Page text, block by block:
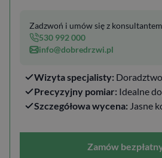
Wizyta specjalisty:
Precyzyjny pomiar: Idealne
Szczegółowa wycena: Jasne
Zadzwoń i umów się z konsultantem
530 992 000
info@dobredrzwi.pl
Zamów